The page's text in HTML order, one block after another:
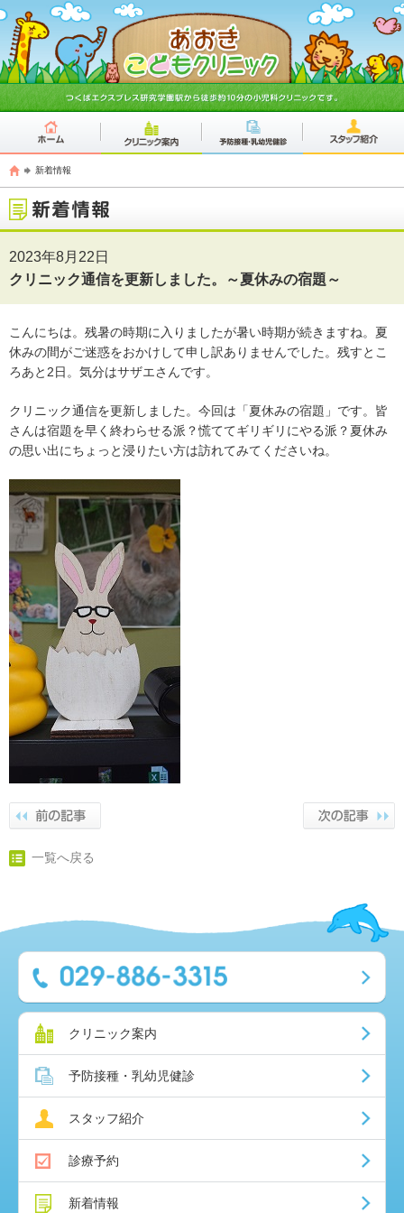
新着情報
2023年8月22日
クリニック通信を更新しました。～夏休みの宿題～
こんにちは。残暑の時期に入りましたが暑い時期が続きますね。夏
休みの間がご迷惑をおかけして申し訳ありませんでした。残すとこ
ろあと2日。気分はサザエさんです。
クリニック通信を更新しました。今回は「夏休みの宿題」です。皆
さんは宿題を早く終わらせる派？慌ててギリギリにやる派？夏休み
の思い出にちょっと浸りたい方は訪れてみてくださいね。
一覧へ戻る
クリニック案内
予防接種・乳幼児健診
スタッフ紹介
診療予約
新着情報